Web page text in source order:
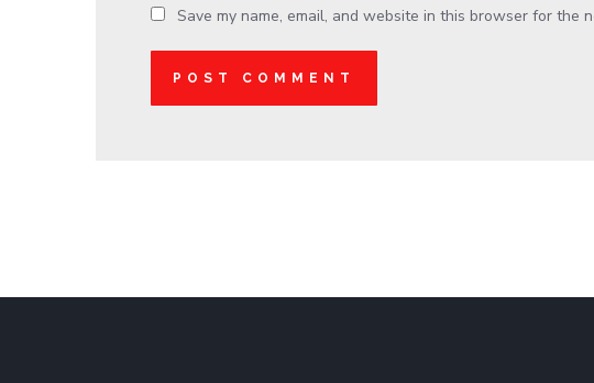
Save my name, email, and website in this browser for the